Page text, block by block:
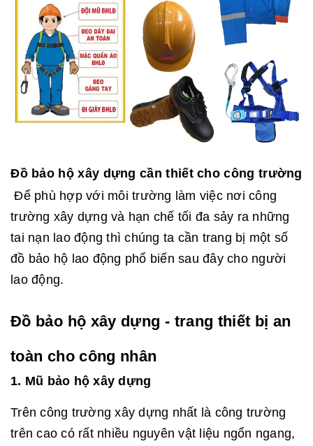
Đồ bảo hộ xây dựng cần thiết cho công trường
Để phù hợp với môi trường làm việc nơi công
trường xây dựng và hạn chế tối đa sảy ra những
tai nạn lao động thì chúng ta cần trang bị một số
đồ bảo hộ lao động phổ biến sau đây cho người
lao động.
Đồ bảo hộ xây dựng - trang thiết bị an
toàn cho công nhân
1. Mũ bảo hộ xây dựng
Trên công trường xây dựng nhất là công trường
trên cao có rất nhiều nguyên vật liệu ngổn ngang,